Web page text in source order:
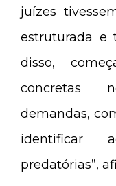
juízes
estruturada e
disso,
concretas
demandas,
identificar
predatórias”,